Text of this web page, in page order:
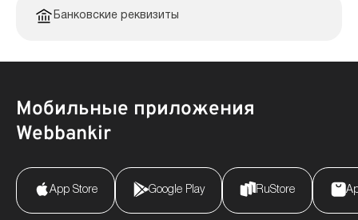
Банковские реквизиты
Мобильные приложения
Webbankir
App Store Google Play RuStore